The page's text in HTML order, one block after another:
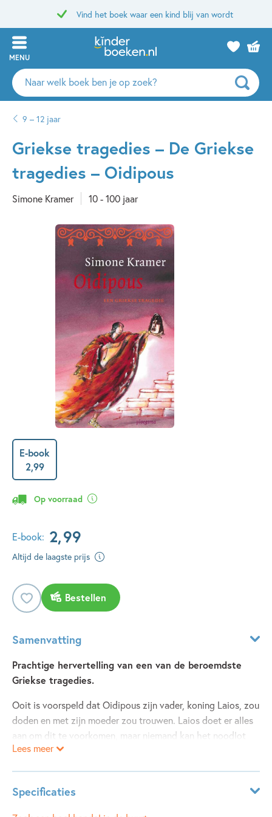
Vind het boek waar een kind blij van wordt
MENU
Zoeken
naar
auteurs
uitgevers
9 – 12 jaar
Griekse tragedies – De Griekse
tragedies – Oidipous
Simone Kramer 10 - 100 jaar
E-book
2,99
Op voorraad
E-book: 2,99
Altijd de laagste prijs
Bestellen
Samenvatting
Prachtige hervertelling van een van de beroemdste
Griekse tragedies.
Ooit is voorspeld dat Oidipous zijn vader, koning Laios, zou
doden en met zijn moeder zou trouwen. Laios doet er alles
aan om dit te voorkomen, maar niemand kan het noodlot
afwenden. De gevolgen zijn verschrikkelijk… Naar de
de god van de wijn' en 'Pan en de rieten fluit'.
Lees meer
Specificaties